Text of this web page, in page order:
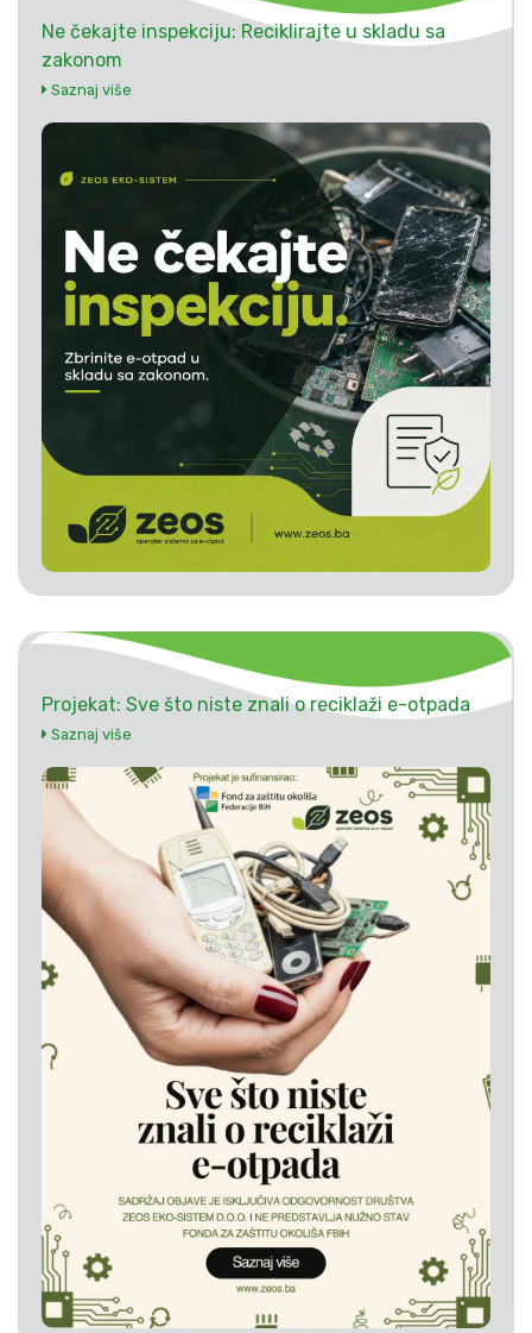
Ne čekajte inspekciju: Reciklirajte u skladu sa
zakonom
Saznaj više
Projekat: Sve što niste znali o reciklaži e-otpada
Saznaj više